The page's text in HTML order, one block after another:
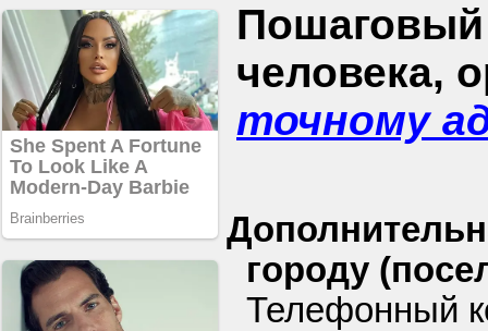
Пошаговый
человека,
точному
городу
Телефонный